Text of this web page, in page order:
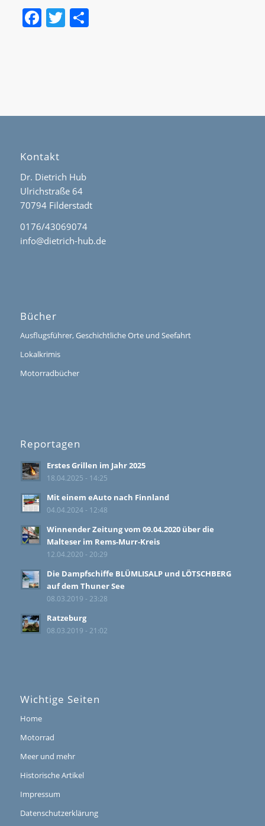
Facebook
Twitter
Teilen
Kontakt
Dr. Dietrich Hub
Ulrichstraße 64
70794 Filderstadt
0176/43069074
info@dietrich-hub.de
Bücher
Ausflugsführer, Geschichtliche Orte und Seefahrt
Lokalkrimis
Motorradbücher
Reportagen
Erstes Grillen im Jahr 2025
18.04.2025 - 14:25
Mit einem eAuto nach Finnland
04.04.2024 - 12:48
Winnender Zeitung vom 09.04.2020 über die
Malteser im Rems-Murr-Kreis
12.04.2020 - 20:29
Die Dampfschiffe BLÜMLISALP und LÖTSCHBERG
auf dem Thuner See
08.03.2019 - 23:28
Ratzeburg
08.03.2019 - 21:02
Wichtige Seiten
Home
Motorrad
Meer und mehr
Historische Artikel
Impressum
Datenschutzerklärung